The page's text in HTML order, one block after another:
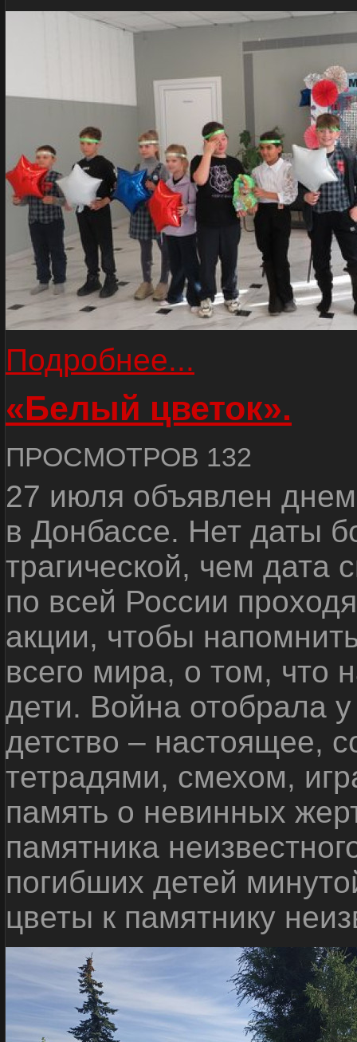
Подробнее...
«Белый цветок».
ПРОСМОТРОВ 132
27 июля объявлен
в Донбассе. Нет даты
трагической, чем дата
по всей России
акции, чтобы
всего мира, о том, что
дети. Война отобрала
детство – настоящее,
тетрадями, смехом,
память о невинных
памятника
погибших детей
цветы к памятнику